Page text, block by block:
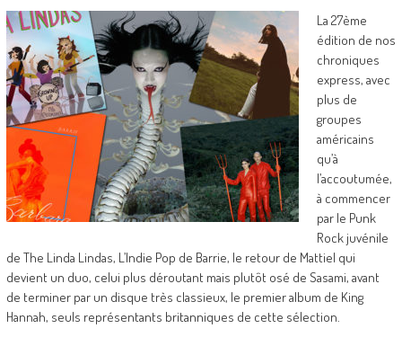
La 27ème
édition de nos
chroniques
express, avec
plus de
groupes
américains
qu’à
l’accoutumée,
à commencer
par le Punk
Rock juvénile
de The Linda Lindas, L’Indie Pop de Barrie, le retour de Mattiel qui
devient un duo, celui plus déroutant mais plutôt osé de Sasami, avant
de terminer par un disque très classieux, le premier album de King
Hannah, seuls représentants britanniques de cette sélection.